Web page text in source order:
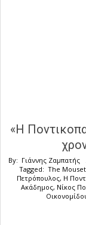
«Η
By: Γιάννης Ζαμπατής
Tagged: The
Πετρόπουλος, Η
Ακάδημος, Νίκος